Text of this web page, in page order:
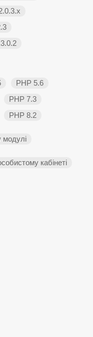
PHP 5.6
PHP 7.3
PHP 8.2
модулі
кабінеті